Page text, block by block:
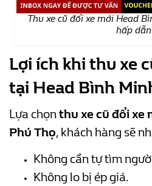
Thu xe cũ đổi xe mới Head
hấp
Lợi ích khi thu xe
tại Head Bình
Lựa chọnthu xe cũ đổi xe
Phú Thọ, khách hàng sẽ
Không cần tự tìm
Không lo bị ép giá.